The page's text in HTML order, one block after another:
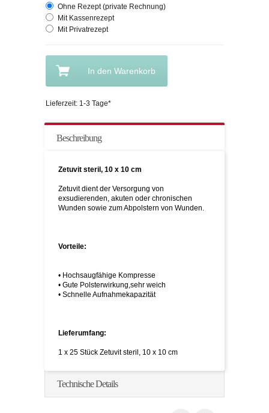
Ohne Rezept (private Rechnung)
Mit Kassenrezept
Mit Privatrezept
In den Warenkorb
Lieferzeit: 1-3 Tage*
Beschreibung
Zetuvit steril, 10 x 10 cm
Zetuvit dient der Versorgung von
exsudierenden, akuten oder chronischen
Wunden sowie zum Abpolstern von Wunden.
Vorteile:
• Hochsaugfähige Kompresse
• Gute Polsterwirkung,sehr weich
• Schnelle Aufnahmekapazität
Lieferumfang:
1 x 25 Stück Zetuvit steril, 10 x 10 cm
Technische Details